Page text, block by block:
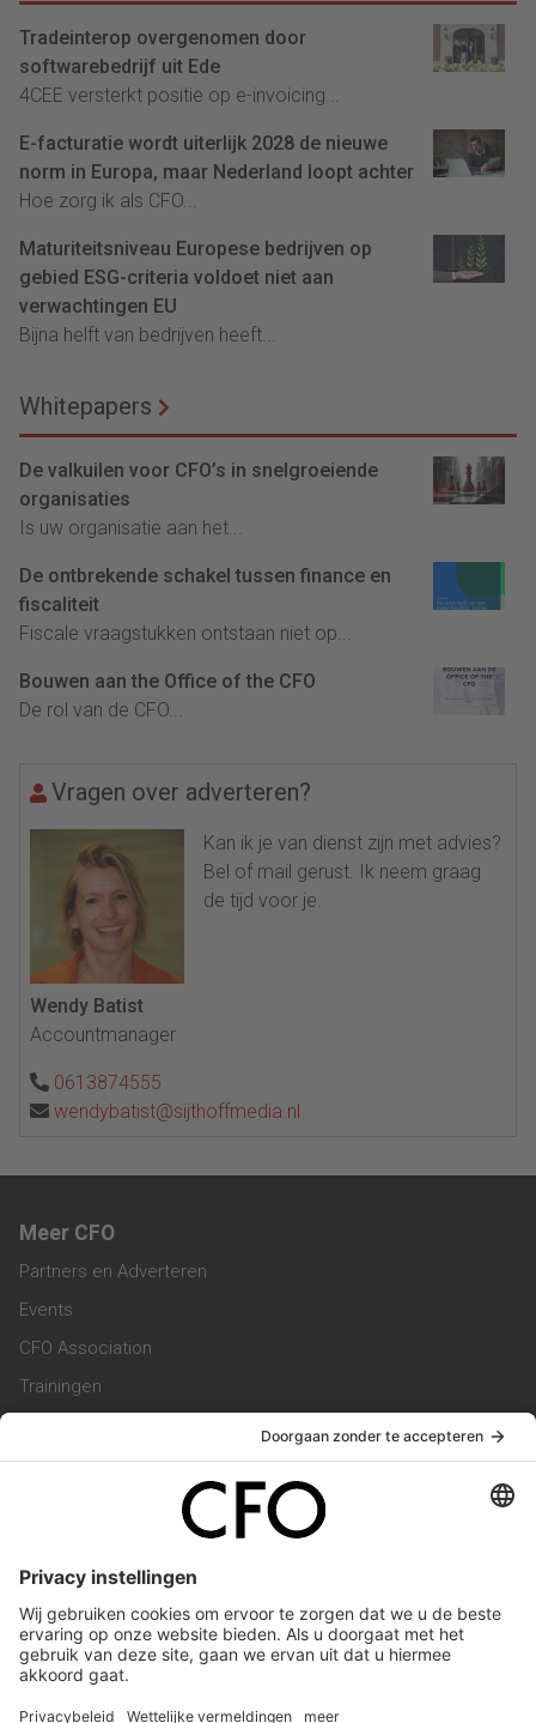
Tradeinterop overgenomen door
softwarebedrijf uit Ede
4CEE versterkt positie op e-invoicing...
E-facturatie wordt uiterlijk 2028 de nieuwe
norm in Europa, maar Nederland loopt achter
Hoe zorg ik als CFO...
Maturiteitsniveau Europese bedrijven op
gebied ESG-criteria voldoet niet aan
verwachtingen EU
Bijna helft van bedrijven heeft...
Whitepapers
De valkuilen voor CFO’s in snelgroeiende
organisaties
Is uw organisatie aan het...
De ontbrekende schakel tussen finance en
fiscaliteit
Fiscale vraagstukken ontstaan niet op...
Bouwen aan the Office of the CFO
De rol van de CFO...
Vragen over adverteren?
Kan ik je van dienst zijn met advies?
Bel of mail gerust. Ik neem graag
de tijd voor je.
Wendy Batist
Accountmanager
0613874555
wendybatist@sijthoffmedia.nl
Meer CFO
Partners en Adverteren
Events
CFO Association
Trainingen
Vacatures
Service & Contact
Werken bij ons
Privacy Statement
Algemene Voorwaarden